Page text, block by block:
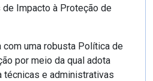
Impacto à Proteção de
com uma robusta Política de
por meio da qual adota
técnicas e administrativas